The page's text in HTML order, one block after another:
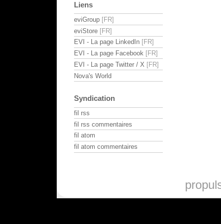
Liens
eviGroup
eviStore
EVI - La page LinkedIn
EVI - La page Facebook
EVI - La page Twitter / X
Nova's World
Syndication
fil rss
fil rss commentaires
fil atom
fil atom commentaires